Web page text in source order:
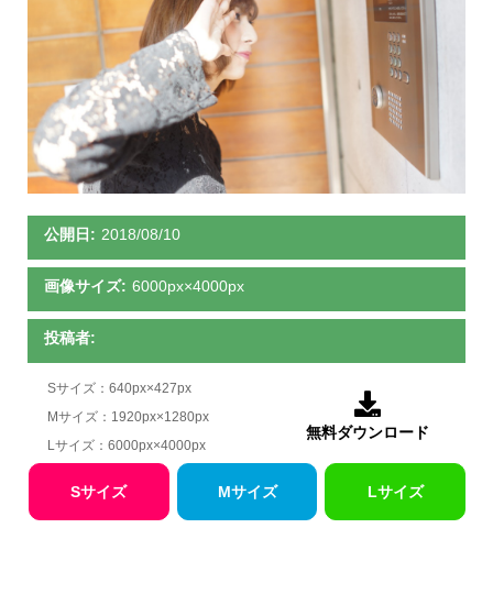
公開日: 2018/08/10
画像サイズ: 6000px×4000px
投稿者:
Sサイズ：640px×427px
Mサイズ：1920px×1280px
Lサイズ：6000px×4000px

無料ダウンロード
Sサイズ Mサイズ Lサイズ